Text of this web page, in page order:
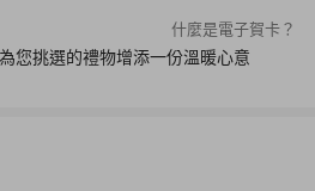
什麼是電子賀卡？
您挑選的禮物增添一份溫暖心意